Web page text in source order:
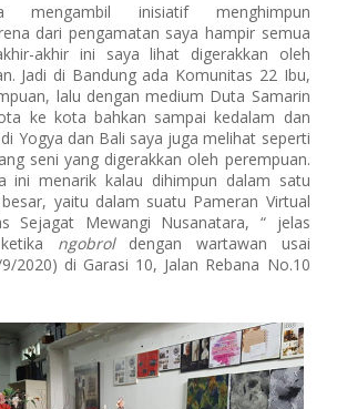
mengambil inisiatif menghimpun
dari pengamatan saya hampir semua
akhir ini saya lihat digerakkan oleh
Jadi di Bandung ada Komunitas 22 Ibu,
lalu dengan medium Duta Samarin
ke kota bahkan sampai kedalam dan
Yogya dan Bali saya juga melihat seperti
seni yang digerakkan oleh perempuan.
ini menarik kalau dihimpun dalam satu
yaitu dalam suatu Pameran Virtual
Sejagat Mewangi Nusanatara, “ jelas
ngobroldengan wartawan usai
2020) di Garasi 10, Jalan Rebana No.10